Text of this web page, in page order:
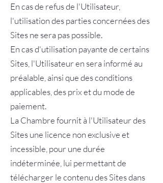
En cas de refus de l'Utilisateur,
l'utilisation des parties concernées des
Sites ne sera pas possible.
En cas d'utilisation payante de certains
Sites, l'Utilisateur en sera informé au
préalable, ainsi que des conditions
applicables, des prix et du mode de
paiement.
La Chambre fournit à l'Utilisateur des
Sites une licence non exclusive et
incessible, pour une durée
indéterminée, lui permettant de
télécharger le contenu des Sites dans